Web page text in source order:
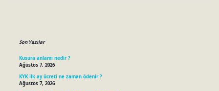
Son Yazılar
Kusura anlamı nedir ?
Ağustos 7, 2026
KYK ilk ay ücreti ne zaman ödenir ?
Ağustos 7, 2026